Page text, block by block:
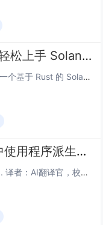
通过示例学习 Anchor 框架：轻松上手 Solana 开发
Anchor CLI 1. Anchor CLI 简介 Anchor 是一个基于 Rust 的 Solana 开发框架，支持智能合约的开发，并提供了完整的工具链来简化开发流程。 依赖安装：需要安装 Rust、Solana、Ya...
如何在 Solana Anchor 程序中使用程序派生地址
原文链接：www.quicknode.com/guides... 译者：AI翻译官，校对：翻译小组 本文链接：htzkw.com … 概述 Solana 编程的重要组成部分是程序派生地址 (PDA)。...